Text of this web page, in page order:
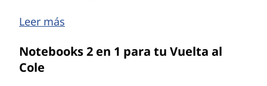
Leer más
Notebooks 2 en 1 para tu Vuelta al
Cole